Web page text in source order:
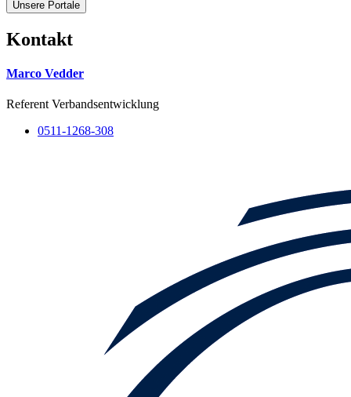
Unsere Portale
Kontakt
Marco Vedder
Referent Verbandsentwicklung
0511-1268-308